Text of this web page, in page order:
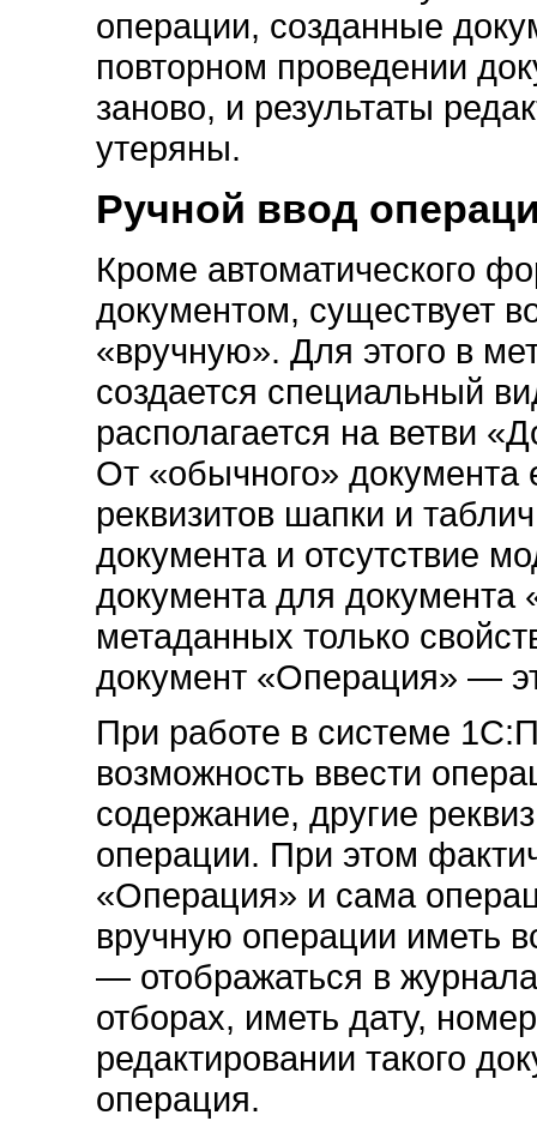
операции, созданные
повторном проведении
заново, и результаты
утеряны.
Ручной ввод
Кроме автоматического
документом, существует
«вручную». Для этого в
создается специальный
располагается на ветви
От «обычного» документа
реквизитов шапки и
документа и отсутствие
документа для документа
метаданных только
документ «Операция» —
При работе в системе
возможность ввести
содержание, другие
операции. При этом
«Операция» и сама
вручную операции иметь
— отображаться в
отборах, иметь дату,
редактировании такого
операция.